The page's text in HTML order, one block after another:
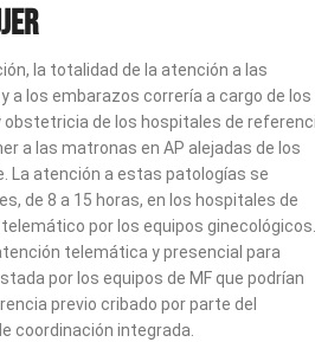
la totalidad de la atención a las
a los embarazos correría a cargo de los
obstetricia de los hospitales de
a las matronas en AP alejadas de los
La atención a estas patologías se
de 8 a 15 horas, en los hospitales de
por los equipos ginecológicos.
telemática y presencial para
por los equipos de MF que podrían
previo cribado por parte del
coordinación integrada.